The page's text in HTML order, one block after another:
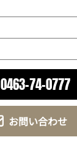
0463-74-0777
お問い合わせ